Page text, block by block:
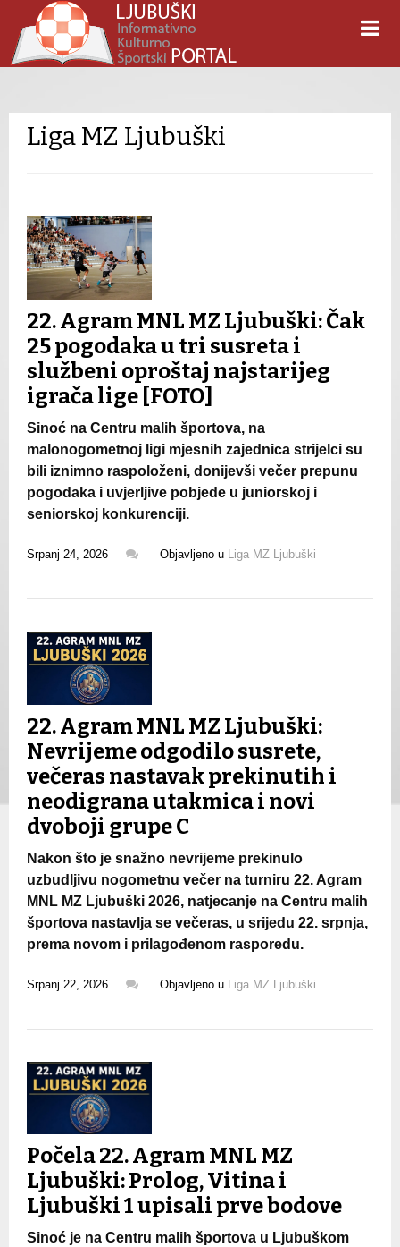
Liga MZ Ljubuški
22. Agram MNL MZ Ljubuški: Čak
25 pogodaka u tri susreta i
službeni oproštaj najstarijeg
igrača lige [FOTO]
Sinoć na Centru malih športova, na
malonogometnoj ligi mjesnih zajednica strijelci su
bili iznimno raspoloženi, donijevši večer prepunu
pogodaka i uvjerljive pobjede u juniorskoj i
seniorskoj konkurenciji.
Srpanj 24, 2026 Objavljeno u Liga MZ Ljubuški
22. Agram MNL MZ Ljubuški:
Nevrijeme odgodilo susrete,
večeras nastavak prekinutih i
neodigrana utakmica i novi
dvoboji grupe C
Nakon što je snažno nevrijeme prekinulo
uzbudljivu nogometnu večer na turniru 22. Agram
MNL MZ Ljubuški 2026, natjecanje na Centru malih
športova nastavlja se večeras, u srijedu 22. srpnja,
prema novom i prilagođenom rasporedu.
Srpanj 22, 2026 Objavljeno u Liga MZ Ljubuški
Počela 22. Agram MNL MZ
Ljubuški: Prolog, Vitina i
Ljubuški 1 upisali prve bodove
Sinoć je na Centru malih športova u Ljubuškom